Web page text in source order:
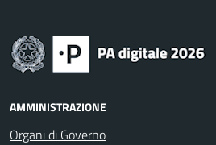
AMMINISTRAZIONE
Organi di Governo